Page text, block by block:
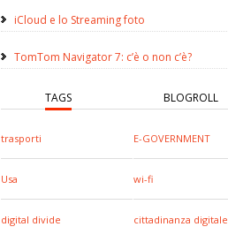
iCloud e lo Streaming foto
TomTom Navigator 7: c’è o non c’è?
TAGS BLOGROLL
trasporti E-GOVERNMENT
Usa wi-fi
digital divide cittadinanza digitale